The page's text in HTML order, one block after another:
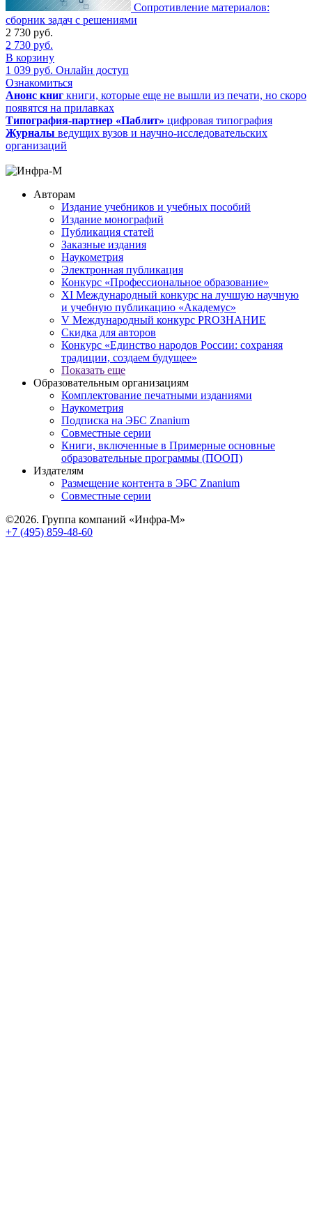
Сопротивление материалов:
сборник задач с решениями
2 730 руб.
2 730 руб.
В корзину
1 039 руб. Онлайн доступ
Ознакомиться
Анонс книг книги, которые еще не вышли из печати, но скоро
появятся на прилавках
Типография-партнер «Паблит» цифровая типография
Журналы ведущих вузов и научно-исследовательских
организаций
Авторам
Издание учебников и учебных пособий
Издание монографий
Публикация статей
Заказные издания
Наукометрия
Электронная публикация
Конкурс «Профессиональное образование»
XI Международный конкурс на лучшую научную
и учебную публикацию «Академус»
V Международный конкурс PROЗНАНИЕ
Скидка для авторов
Конкурс «Единство народов России: сохраняя
традиции, создаем будущее»
Показать еще
Образовательным организациям
Комплектование печатными изданиями
Наукометрия
Подписка на ЭБС Znanium
Совместные серии
Книги, включенные в Примерные основные
образовательные программы (ПООП)
Издателям
Размещение контента в ЭБС Znanium
Совместные серии
©2026. Группа компаний «Инфра-М»
+7 (495) 859-48-60